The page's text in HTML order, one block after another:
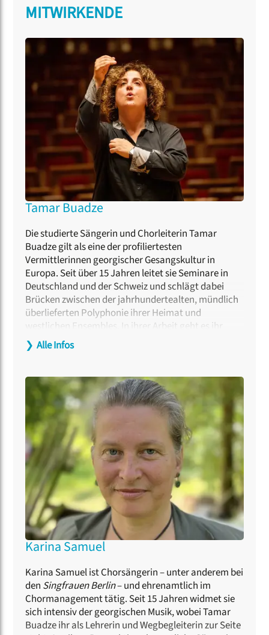
MITWIRKENDE
Tamar Buadze
Die studierte Sängerin und Chorleiterin Tamar
Buadze gilt als eine der profiliertesten
Vermittlerinnen georgischer Gesangskultur in
Europa. Seit über 15 Jahren leitet sie Seminare in
Deutschland und der Schweiz und schlägt dabei
Brücken zwischen der jahrhundertealten, mündlich
überlieferten Polyphonie ihrer Heimat und
westlichen Ensembles. In ihrer Arbeit geht es ihr
nicht nur um musikalische Präzision, sondern um
den tiefen kulturellen Dialog und die Frage, wie die
über Grenzen hinweg berührt.
❯ Alle Infos
Karina Samuel
Karina Samuel ist Chorsängerin – unter anderem bei
den Singfrauen Berlin– und ehrenamtlich im
Chormanagement tätig. Seit 15 Jahren widmet sie
sich intensiv der georgischen Musik, wobei Tamar
Buadze ihr als Lehrerin und Wegbegleiterin zur Seite